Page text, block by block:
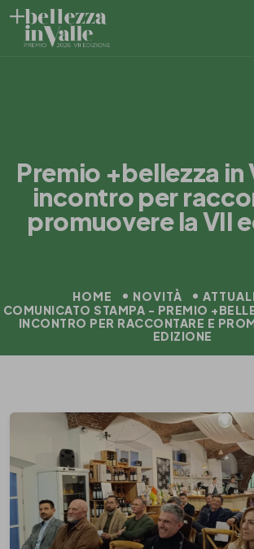
Premio +bellezza in
incontro per
promuovere la VII
HOME NOVITÀ
COMUNICATO STAMPA - PREMIO
INCONTRO PER RACCONTARE E
EDIZIONE